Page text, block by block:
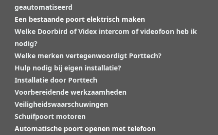
geautomatiseerd
Een bestaande poort elektrisch maken
Welke Doorbird of Videx intercom of videofoon heb ik
nodig?
Welke merken vertegenwoordigt Porttech?
Hulp nodig bij eigen installatie?
Installatie door Porttech
Voorbereidende werkzaamheden
Veiligheidswaarschuwingen
Schuifpoort motoren
Automatische poort openen met telefoon